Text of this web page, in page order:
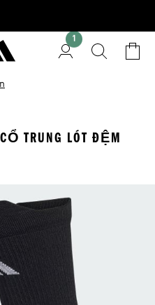
1
TRUNG LÓT ĐỆM